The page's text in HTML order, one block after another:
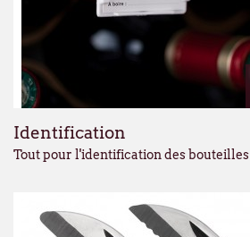
Identification
Tout pour l'identification des bouteilles